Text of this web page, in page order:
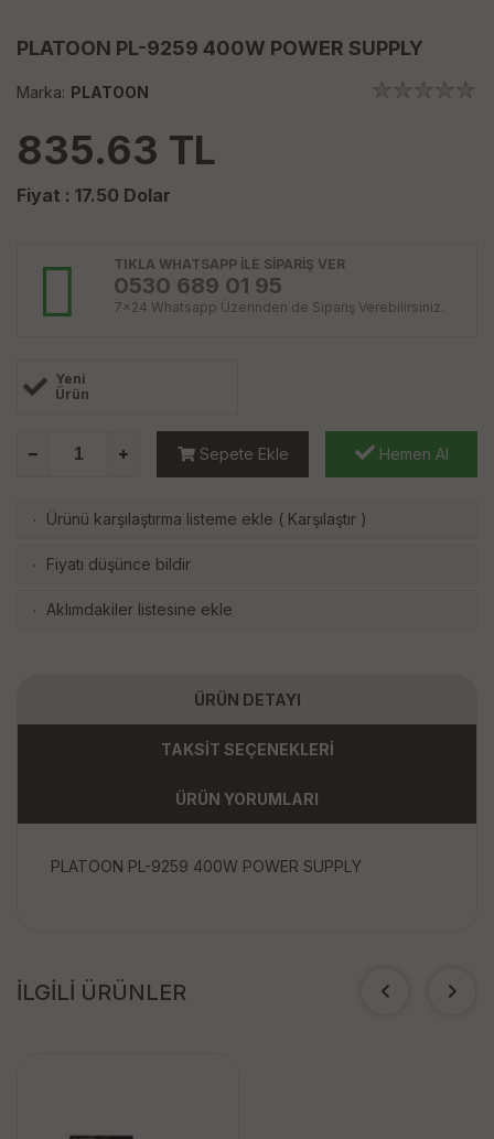
PLATOON PL-9259 400W POWER SUPPLY
Marka: PLATOON
835.63 TL
Fiyat : 17.50 Dolar
TIKLA WHATSAPP İLE SİPARİŞ VER
0530 689 01 95
7x24 Whatsapp Üzerinden de Sipariş Verebilirsiniz.
Yeni
Ürün
Sepete Ekle Hemen Al
· Ürünü karşılaştırma listeme ekle ( Karşılaştır )
· Fiyatı düşünce bildir
· Aklımdakiler listesine ekle
ÜRÜN DETAYI
TAKSİT SEÇENEKLERİ
ÜRÜN YORUMLARI
PLATOON PL-9259 400W POWER SUPPLY
İLGİLİ ÜRÜNLER